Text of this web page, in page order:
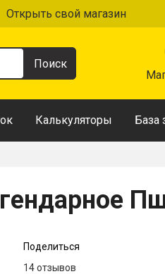
Открыть свой магазин
Калькуляторы База
Поделиться
14 отзывов